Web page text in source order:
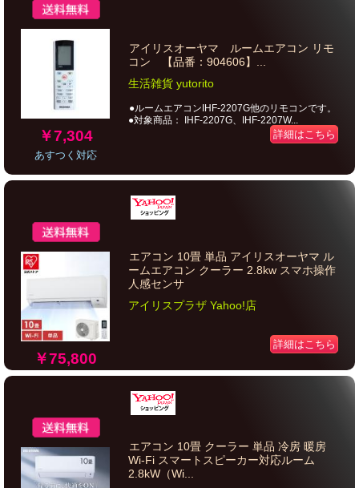
￥7,304
あすつく対応
アイリスオーヤマ ルームエアコン リモ
コン 【品番：904606】...
生活雑貨 yutorito
●ルームエアコンIHF-2207G他のリモコンです。
●対象商品： IHF-2207G、IHF-2207W...
詳細はこちら
￥75,800
エアコン 10畳 単品 アイリスオーヤマ ル
ームエアコン クーラー 2.8kw スマホ操作
人感センサ
アイリスプラザ Yahoo!店
詳細はこちら
エアコン 10畳 クーラー 単品 冷房 暖房
Wi-Fi スマートスピーカー対応ルーム
2.8kW（Wi...